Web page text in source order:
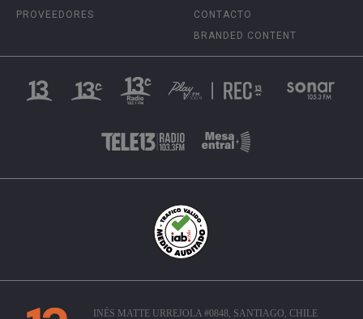
PROVEEDORES
CONTACTO
BRANDED CONTENT
INÉS MATTE URREJOLA #0848, SANTIAGO, CHILE